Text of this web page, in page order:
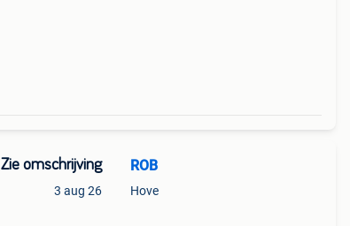
Zie omschrijving
3 aug 26
ROB
Hove